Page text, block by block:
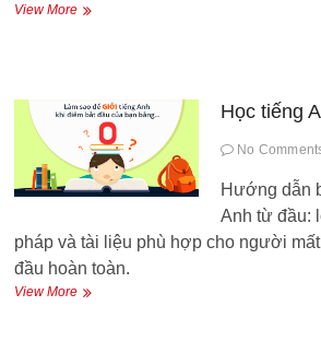
View MorePhương
Anh
hiệu
quả
Học tiếng
No
Hướng dẫn
Anh từ đầu:
pháp và tài liệu phù hợp cho người
đầu hoàn toàn.
View MoreHọc